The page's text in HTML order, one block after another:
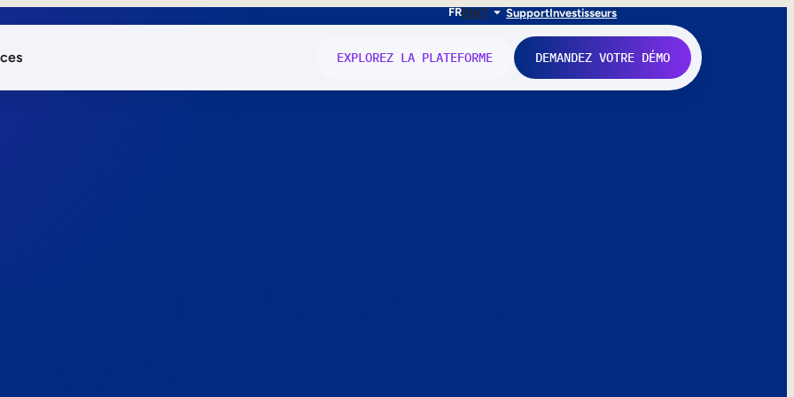
FRENIT SupportInvestisseurs
EXPLOREZ LA PLATEFORME DEMANDEZ VOTRE DÉMO